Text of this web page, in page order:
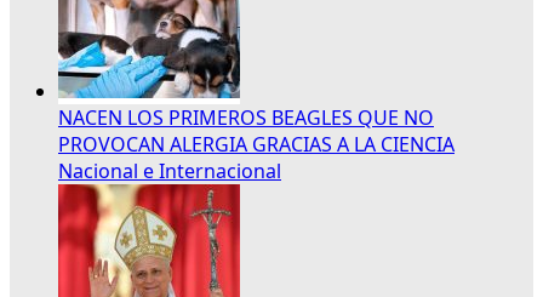
NACEN LOS PRIMEROS BEAGLES QUE NO
PROVOCAN ALERGIA GRACIAS A LA CIENCIA
Nacional e Internacional